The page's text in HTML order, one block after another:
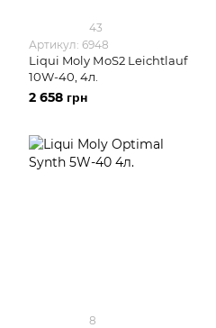
43
Артикул: 6948
Liqui Moly МoS2 Leichtlauf
10W-40, 4л.
2 658 грн
8